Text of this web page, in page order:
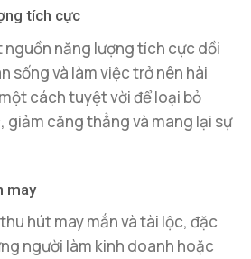
tích cực
năng lượng tích cực dồi
sống và làm việc trở nên hài
cách tuyệt vời để loại bỏ
giảm căng thẳng và mang lại sự
may
hút may mắn và tài lộc, đặc
người làm kinh doanh hoặc